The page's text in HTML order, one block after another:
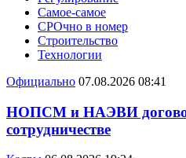
Самое-самое
СРОчно в номер
Строительство
Технологии
Официально 07.08.2026 08:41
НОПСМ и НАЭВИ
сотрудничестве